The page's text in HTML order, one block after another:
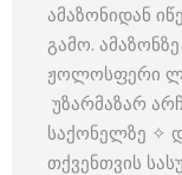
ამაზონიდან
გამო.
ჟოლოსფერი
უზარმაზარ
საქონელზე ✧
თქვენთვის